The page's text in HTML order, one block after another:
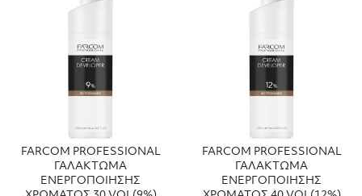
FARCOM PROFESSIONAL
ΓΑΛΑΚΤΩΜΑ
ΕΝΕΡΓΟΠΟΙΗΣΗΣ
FARCOM PROFESSIONAL
ΓΑΛΑΚΤΩΜΑ
ΕΝΕΡΓΟΠΟΙΗΣΗΣ